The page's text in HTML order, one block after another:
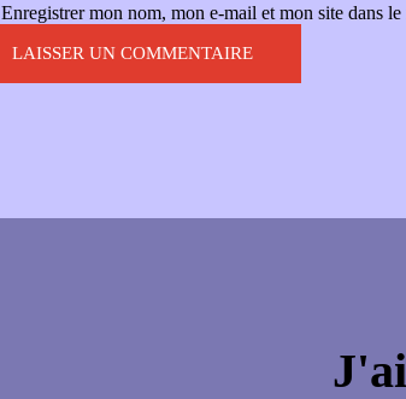
Enregistrer mon nom, mon e-mail et mon site dans